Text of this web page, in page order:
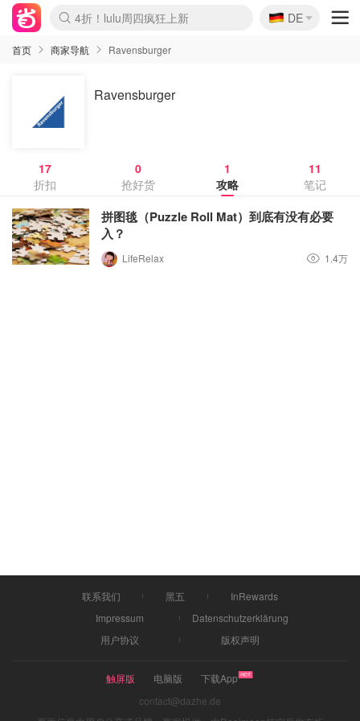
Boticinal 夏促开抢！
4折！lulu周四疯狂上新
还没结束！&OtherStories大促
Joybuy变相75折 随时失效
速领！Stanley独家85折
疑似霸哥！Camper额外叠85折
Zalando 奥莱闪促！每日更新
Moncler反季囤！5折起+叠9折
Coach Brooklyn仅€192
🇩🇪
DE
首页 商家导航 Ravensburger
Ravensburger
17
折扣
0
抢好货
1
攻略
11
笔记
拼图毯（Puzzle Roll Mat）到底有没有必要
入？
LifeRelax 1.4万
联系我们 黑五
InRewards
Impressum
Datenschutzerklärung
用户协议
版权声明
触屏版 电脑版
下载App
contact@dazhe.de